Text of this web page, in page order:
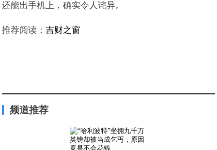
还能出手机上，确实令人诧异。
推荐阅读：吉财之窗
频道推荐